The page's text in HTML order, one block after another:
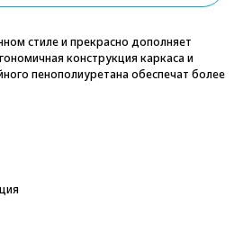
стиле и прекрасно дополняет
конструкция каркаса и
пенополиуретана обеспечат более